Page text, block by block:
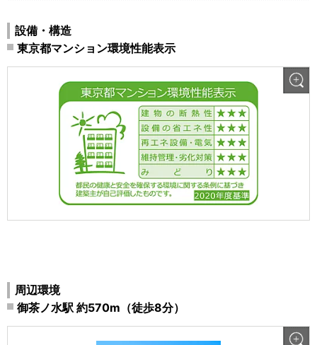
設備・構造
東京都マンション環境性能表示
周辺環境
御茶ノ水駅 約570m（徒歩8分）